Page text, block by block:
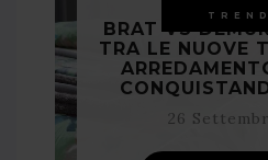
BRAT VS
TRA LE NUOVE
26